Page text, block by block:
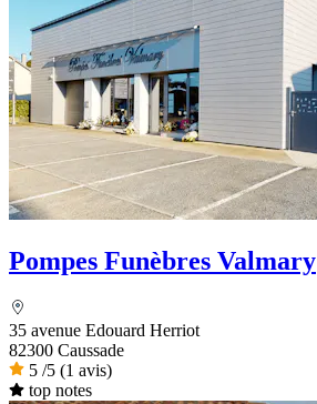
Pompes Funèbres Valmary
35 avenue Edouard Herriot
82300 Caussade
5 /5 (1 avis)
top notes